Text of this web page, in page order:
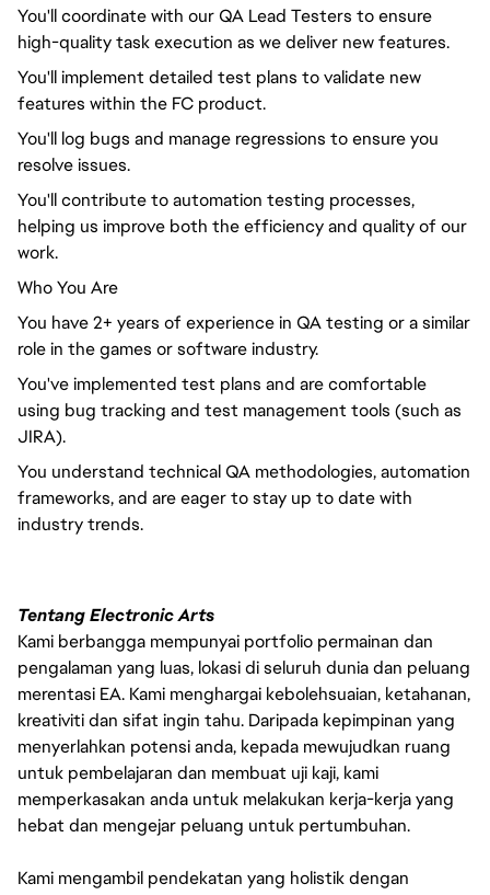
You'll coordinate with our QA Lead Testers to ensure
high-quality task execution as we deliver new features.
You'll implement detailed test plans to validate new
features within the FC product.
You'll log bugs and manage regressions to ensure you
resolve issues.
You'll contribute to automation testing processes,
helping us improve both the efficiency and quality of our
work.
Who You Are
You have 2+ years of experience in QA testing or a similar
role in the games or software industry.
You've implemented test plans and are comfortable
using bug tracking and test management tools (such as
JIRA).
You understand technical QA methodologies, automation
frameworks, and are eager to stay up to date with
industry trends.
Tentang Electronic Arts
Kami berbangga mempunyai portfolio permainan dan
pengalaman yang luas, lokasi di seluruh dunia dan peluang
merentasi EA. Kami menghargai kebolehsuaian, ketahanan,
kreativiti dan sifat ingin tahu. Daripada kepimpinan yang
menyerlahkan potensi anda, kepada mewujudkan ruang
untuk pembelajaran dan membuat uji kaji, kami
memperkasakan anda untuk melakukan kerja-kerja yang
hebat dan mengejar peluang untuk pertumbuhan.
Kami mengambil pendekatan yang holistik dengan